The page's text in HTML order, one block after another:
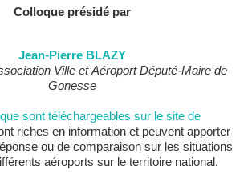
Colloque présidé par
Jean-Pierre BLAZY
Ville et Aéroport Député-Maire de
Gonesse
sont téléchargeables sur le site de
riches en information et peuvent apporter
ou de comparaison sur les situations
aéroports sur le territoire national.